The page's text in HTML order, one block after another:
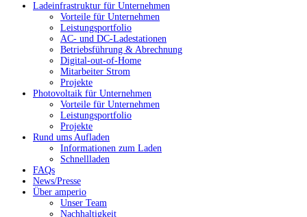
Ladeinfrastruktur für Unternehmen
Vorteile für Unternehmen
Leistungsportfolio
AC- und DC-Ladestationen
Betriebsführung & Abrechnung
Digital-out-of-Home
Mitarbeiter Strom
Projekte
Photovoltaik für Unternehmen
Vorteile für Unternehmen
Leistungsportfolio
Projekte
Rund ums Aufladen
Informationen zum Laden
Schnellladen
FAQs
News/Presse
Über amperio
Unser Team
Nachhaltigkeit